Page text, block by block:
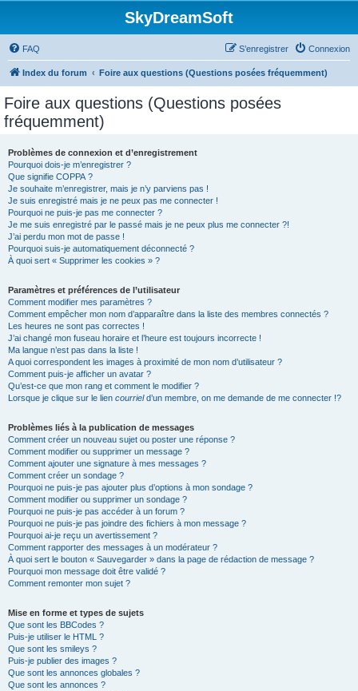
SkyDreamSoft
FAQ Connexion
S’enregistrer
Index du forum Foire aux questions (Questions posées fréquemment)
Foire aux questions (Questions posées
fréquemment)
Problèmes de connexion et d’enregistrement
Pourquoi dois-je m’enregistrer ?
Que signifie COPPA ?
Je souhaite m’enregistrer, mais je n’y parviens pas !
Je suis enregistré mais je ne peux pas me connecter !
Pourquoi ne puis-je pas me connecter ?
Je me suis enregistré par le passé mais je ne peux plus me connecter ?!
J’ai perdu mon mot de passe !
Pourquoi suis-je automatiquement déconnecté ?
À quoi sert « Supprimer les cookies » ?
Paramètres et préférences de l’utilisateur
Comment modifier mes paramètres ?
Comment empêcher mon nom d’apparaître dans la liste des membres connectés ?
Les heures ne sont pas correctes !
J’ai changé mon fuseau horaire et l’heure est toujours incorrecte !
Ma langue n’est pas dans la liste !
A quoi correspondent les images à proximité de mon nom d’utilisateur ?
Comment puis-je afficher un avatar ?
Qu’est-ce que mon rang et comment le modifier ?
Lorsque je clique sur le lien courrield’un membre, on me demande de me connecter !?
Problèmes liés à la publication de messages
Comment créer un nouveau sujet ou poster une réponse ?
Comment modifier ou supprimer un message ?
Comment ajouter une signature à mes messages ?
Comment créer un sondage ?
Pourquoi ne puis-je pas ajouter plus d’options à mon sondage ?
Comment modifier ou supprimer un sondage ?
Pourquoi ne puis-je pas accéder à un forum ?
Pourquoi ne puis-je pas joindre des fichiers à mon message ?
Pourquoi ai-je reçu un avertissement ?
Comment rapporter des messages à un modérateur ?
À quoi sert le bouton « Sauvegarder » dans la page de rédaction de message ?
Pourquoi mon message doit être validé ?
Comment remonter mon sujet ?
Mise en forme et types de sujets
Que sont les BBCodes ?
Puis-je utiliser le HTML ?
Que sont les smileys ?
Puis-je publier des images ?
Que sont les annonces globales ?
Que sont les annonces ?